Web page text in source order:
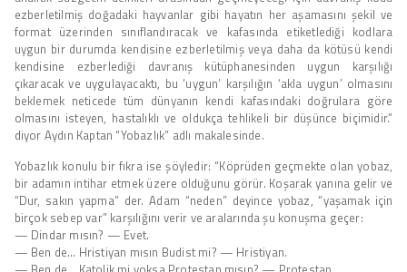
ezberletilmiş doğadaki hayvanlar gibi hayatın her aşamasını şekil ve
format üzerinden sınıflandıracak ve kafasında etiketlediği kodlara
uygun bir durumda kendisine ezberletilmiş veya daha da kötüsü kendi
kendisine ezberlediği davranış kütüphanesinden uygun karşılığı
çıkaracak ve uygulayacaktı, bu ‘uygun’ karşılığın ‘akla uygun’ olmasını
beklemek neticede tüm dünyanın kendi kafasındaki doğrulara göre
olmasını isteyen, hastalıklı ve oldukça tehlikeli bir düşünce biçimidir.”
diyor Aydın Kaptan “Yobazlık” adlı makalesinde.
Yobazlık konulu bir fıkra ise şöyledir: “Köprüden geçmekte olan yobaz,
bir adamın intihar etmek üzere olduğunu görür. Koşarak yanına gelir ve
“Dur, sakın yapma” der. Adam “neden” deyince yobaz, “yaşamak için
birçok sebep var” karşılığını verir ve aralarında şu konuşma geçer:
— Dindar mısın? — Evet.
— Ben de… Hristiyan mısın Budist mi? — Hristiyan.